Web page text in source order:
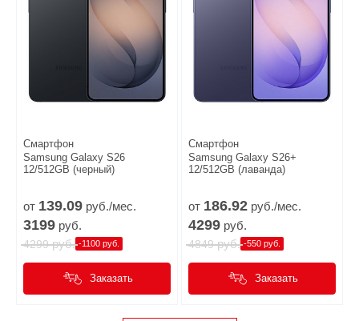
Смартфон
Samsung Galaxy S26
12/512GB (черный)
от 139.09 руб./мес.
3199 руб.
4299руб. -1100 руб.
Заказать
Смартфон
Samsung Galaxy S26+
12/512GB (лаванда)
от 186.92 руб./мес.
4299 руб.
4849руб. -550 руб.
Заказать